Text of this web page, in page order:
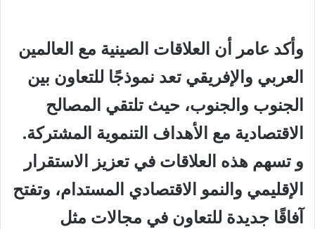
وأكد عامر أن العلاقات الصينية مع العالمين
العربي والإفريقي تعد نموذجًا للتعاون بين
الجنوب والجنوب، حيث تلتقي المصالح
الاقتصادية مع الأهداف التنموية المشتركة.
و تسهم هذه العلاقات في تعزيز الاستقرار
الإقليمي والنمو الاقتصادي المستدام، وتفتح
آفاقًا جديدة للتعاون في مجالات مثل